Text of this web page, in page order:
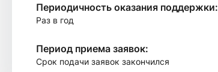
Периодичность оказания поддержки:
Раз в год
Период приема заявок:
Срок подачи заявок закончился